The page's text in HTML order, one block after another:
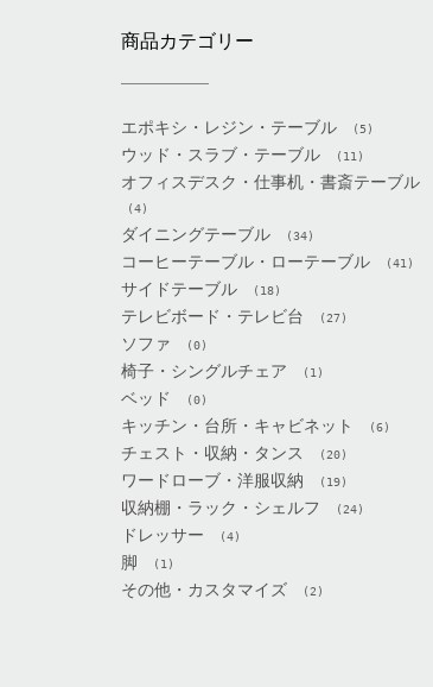
商品カテゴリー
エポキシ・レジン・テーブル (5)
ウッド・スラブ・テーブル (11)
オフィスデスク・仕事机・書斎テーブル
(4)
ダイニングテーブル (34)
コーヒーテーブル・ローテーブル (41)
サイドテーブル (18)
テレビボード・テレビ台 (27)
ソファ (0)
椅子・シングルチェア (1)
ベッド (0)
キッチン・台所・キャビネット (6)
チェスト・収納・タンス (20)
ワードローブ・洋服収納 (19)
収納棚・ラック・シェルフ (24)
ドレッサー (4)
脚 (1)
その他・カスタマイズ (2)